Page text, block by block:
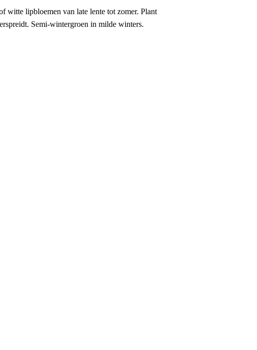
witte lipbloemen van late lente tot zomer. Plant
Semi-wintergroen in milde winters.